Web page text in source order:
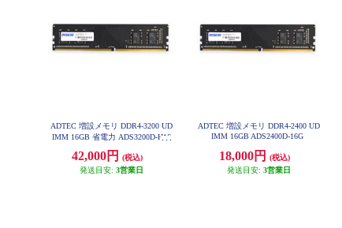
ADTEC 増設メモリ DDR4-3200 UD
IMM 16GB 省電力 ADS3200D-H16
42,000円
(税込)
発送目安: 3営業日
ADTEC 増設メモリ DDR4-2400 UD
IMM 16GB ADS2400D-16G
18,000円
(税込)
発送目安: 3営業日